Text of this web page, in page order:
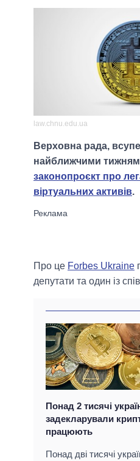
law.chnu.edu.ua
Верховна рада,
найближчими
законопроєкт про
віртуальних активів.
Про це Forbes Ukraine
депутати та один із
Понад 2 тисячі
задекларували
працюють
Понад дві тисячі